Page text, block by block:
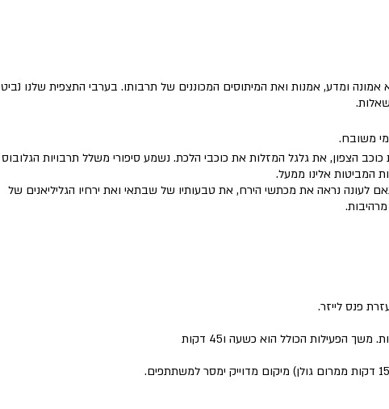
ומדע, אמנות ואת המיתוסים המכוננים של תרבותו. בערבי התצפית שלנו נביט
משובח.
הצפון, את גלגל המזלות את כוכבי הלכת. נשמע סיפורי משלל תרבויות הגלובוס
המביטות אלינו ממעל.
לעונה נראה את מכתשי הירח, את טבעותיו של שבתאי ואת ירחיו הגליליאנים של
פנס לייזר.
הפעילות הכולל הוא כשעה ו45 דקות